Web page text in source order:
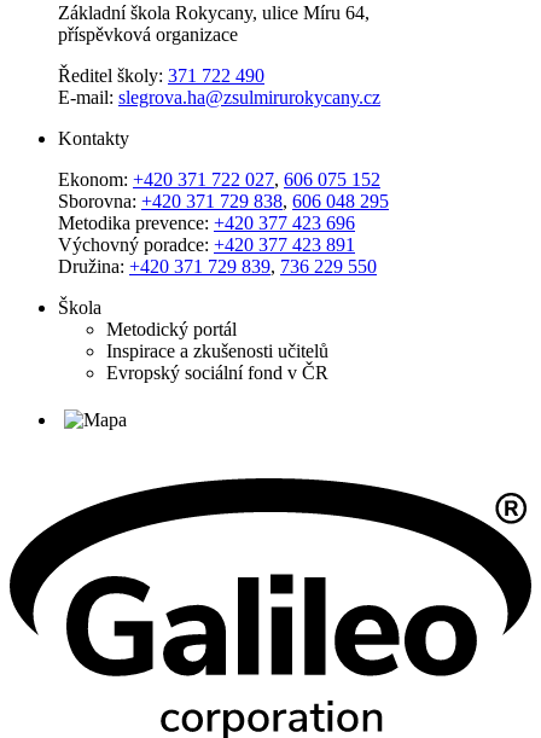
Základní škola Rokycany, ulice Míru 64,
příspěvková organizace
Ředitel školy: 371 722 490
E-mail: slegrova.ha@zsulmirurokycany.cz
Kontakty
Ekonom: +420 371 722 027, 606 075 152
Sborovna: +420 371 729 838, 606 048 295
Metodika prevence: +420 377 423 696
Výchovný poradce: +420 377 423 891
Družina: +420 371 729 839, 736 229 550
Škola
Metodický portál
Inspirace a zkušenosti učitelů
Evropský sociální fond v ČR